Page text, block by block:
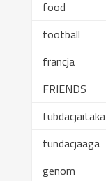
food
football
francja
FRIENDS
fubdacjaitaka
fundacjaaga
genom